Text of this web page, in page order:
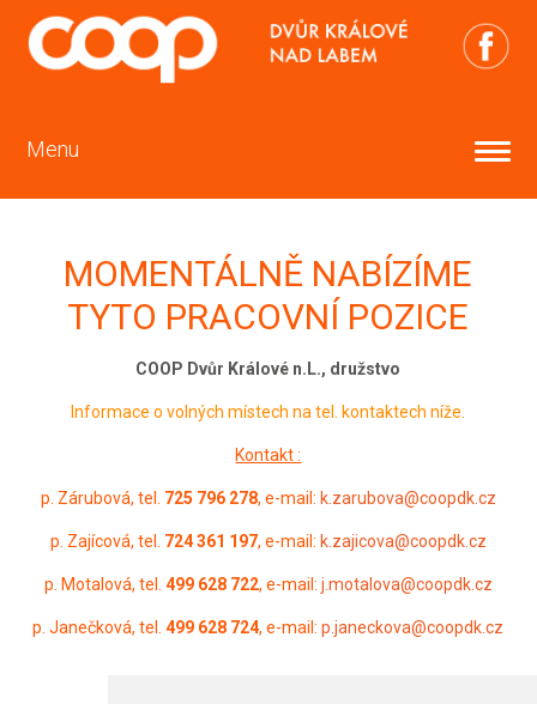
Menu
MOMENTÁLNĚ NABÍZÍME
TYTO PRACOVNÍ POZICE
COOP Dvůr Králové n.L., družstvo
Informace o volných místech na tel. kontaktech níže.
Kontakt :
p. Zárubová, tel. 725 796 278, e-mail: k.zarubova@coopdk.cz
p. Zajícová, tel. 724 361 197, e-mail: k.zajicova@coopdk.cz
p. Motalová, tel. 499 628 722, e-mail: j.motalova@coopdk.cz
p. Janečková, tel.499 628 724, e-mail:p.janeckova@coopdk.cz